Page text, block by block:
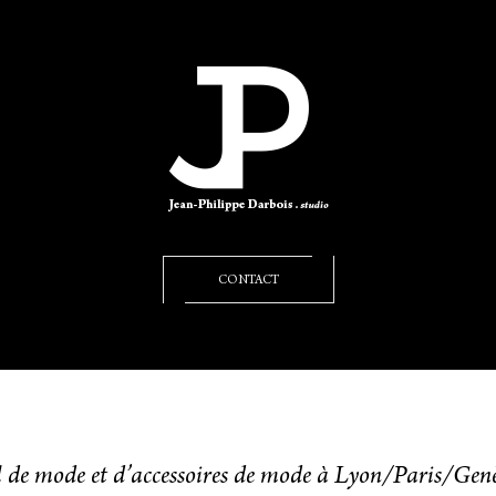
CONTACT
mode et d’accessoires de mode à Lyon/Paris/